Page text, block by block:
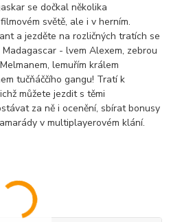
se dočkal několika
světě, ale i v herním.
a jezděte na rozličných tratích se
- lvem Alexem, zebrou
lemuřím králem
tučňáččího gangu! Tratí k
můžete jezdit s těmi
za ně i ocenění, sbírat bonusy
v multiplayerovém klání.